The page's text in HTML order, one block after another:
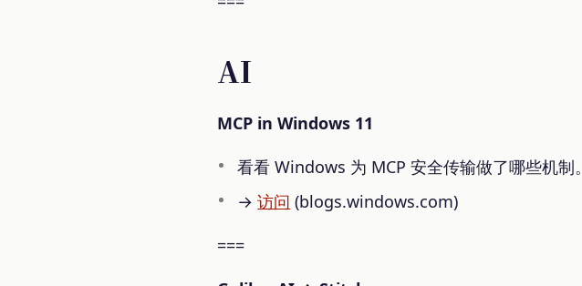
AI
MCP in Windows 11
看看 Windows 为 MCP 安全传输做了哪些机制。
→访问 (blogs.windows.com)
===